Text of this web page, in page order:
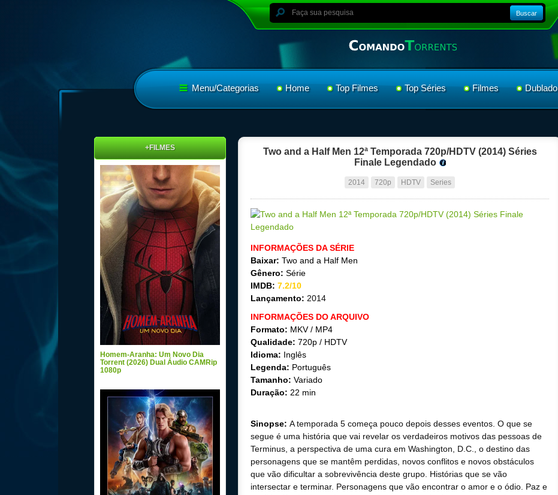
Buscar
Menu/Categorias Home Top Filmes Top Séries Filmes Dublado
Two and a Half Men 12ª Temporada 720p/HDTV (2014) Séries
Finale Legendado
2014 720p HDTV Series
INFORMAÇÕES DA SÉRIE
Baixar: Two and a Half Men
Gênero: Série
IMDB: 7.2/10
Lançamento: 2014
INFORMAÇÕES DO ARQUIVO
Formato: MKV / MP4
Qualidade: 720p / HDTV
Idioma: Inglês
Legenda: Português
Tamanho: Variado
Duração: 22 min
Sinopse: A temporada 5 começa pouco depois desses eventos. O que se
segue é uma história que vai revelar os verdadeiros motivos das pessoas de
Terminus, a perspectiva de uma cura em Washington, D.C., o destino das
personagens que se mantêm perdidas, novos conflitos e novos obstáculos
que vão dificultar a sobrevivência deste grupo. Histórias que se vão
intersectar e terminar. Personagens que vão encontrar o amor e o ódio. Paz e
+FILMES
Homem-Aranha: Um Novo Dia
Torrent (2026) Dual Áudio CAMRip
1080p